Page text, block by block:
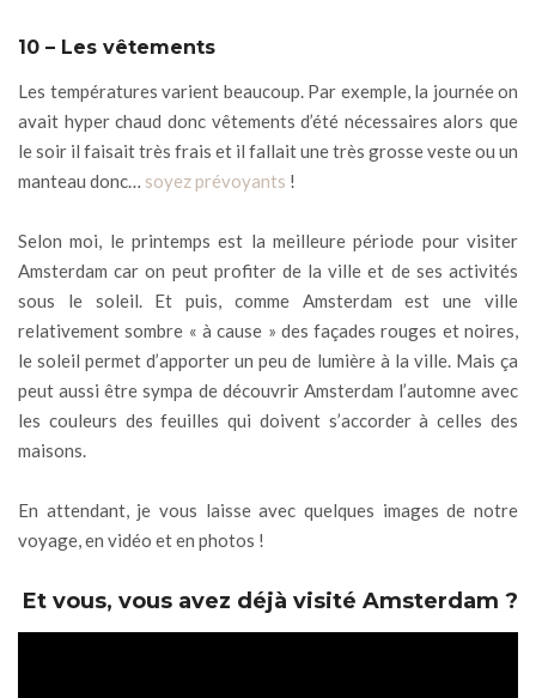
10 – Les vêtements
Les températures varient beaucoup. Par exemple, la journée on
avait hyper chaud donc vêtements d’été nécessaires alors que
le soir il faisait très frais et il fallait une très grosse veste ou un
manteau donc… soyez prévoyants !
Selon moi, le printemps est la meilleure période pour visiter
Amsterdam car on peut profiter de la ville et de ses activités
sous le soleil. Et puis, comme Amsterdam est une ville
relativement sombre « à cause » des façades rouges et noires,
le soleil permet d’apporter un peu de lumière à la ville. Mais ça
peut aussi être sympa de découvrir Amsterdam l’automne avec
les couleurs des feuilles qui doivent s’accorder à celles des
maisons.
En attendant, je vous laisse avec quelques images de notre
voyage, en vidéo et en photos !
Et vous, vous avez déjà visité Amsterdam ?